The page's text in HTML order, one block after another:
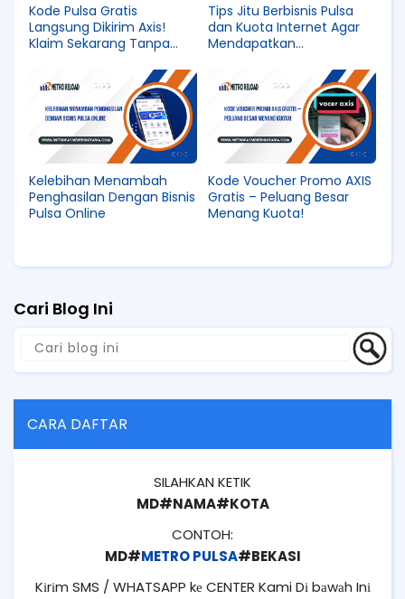
Kode Pulsa Gratis
Langsung Dikirim Axis!
Klaim Sekarang Tanpa
Tips Jitu Berbisnis Pulsa
dan Kuota Internet Agar
Mendapatkan
Kelebihan Menambah
Penghasilan Dengan Bisnis
Pulsa Online
Kode Voucher Promo AXIS
Gratis – Peluang Besar
Menang Kuota!
Cari Blog Ini
CARA DAFTAR
SILAHKAN KETIK
MD#NAMA#KOTA
CONTOH:
MD#METRO PULSA#BEKASI
Kіrіm SMS / WHATSAPP kе CENTER Kami Dі bаwаh Inі